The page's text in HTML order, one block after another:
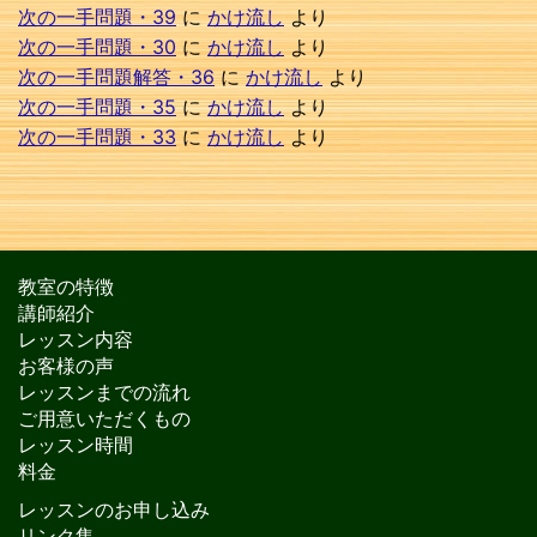
次の一手問題・39にかけ流しより
次の一手問題・30にかけ流しより
次の一手問題解答・36にかけ流しより
次の一手問題・35にかけ流しより
次の一手問題・33にかけ流しより
教室の特徴
講師紹介
レッスン内容
お客様の声
レッスンまでの流れ
ご用意いただくもの
レッスン時間
料金
レッスンのお申し込み